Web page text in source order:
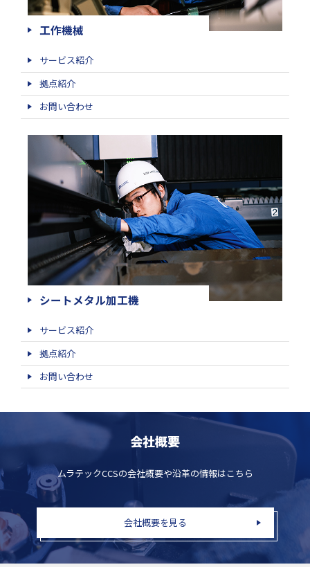
工作機械
サービス紹介
拠点紹介
お問い合わせ
シートメタル加工機
サービス紹介
拠点紹介
お問い合わせ
会社概要
ムラテックCCSの会社概要や沿革の情報はこちら
会社概要を見る